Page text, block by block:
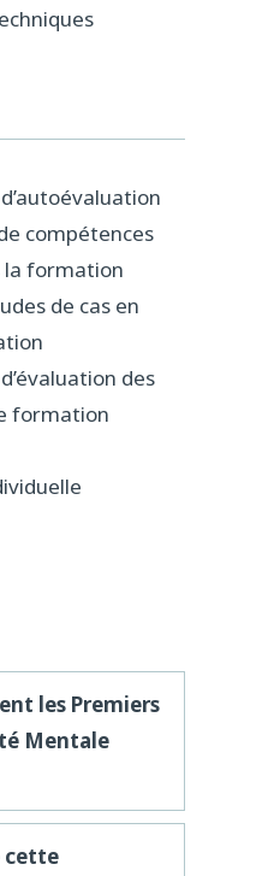
compétences
la formation
de cas en
des
formation
les Premiers
Mentale
cette